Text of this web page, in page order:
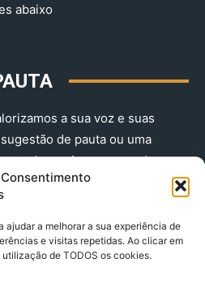
ajudar a melhorar a sua experiência de
e visitas repetidas. Ao clicar em
de TODOS os cookies.
abaixo
a sua voz e suas
de pauta ou uma
envie-nos agora!